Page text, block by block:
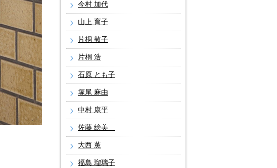
今村 加代
山上 育子
片桐 敦子
片桐 浩
石原 とも子
塚尾 麻由
中村 康平
佐藤 絵美
大西 薫
福島 瑠璃子